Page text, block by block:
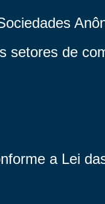
setores de
a Lei